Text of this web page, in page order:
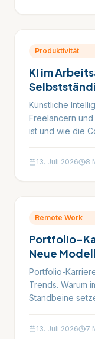
Produktivität
KI im
Künstliche
Freelancern
ist und wie die
13. Juli 2026 8
Remote Work
Portfolio-
Neue
Portfolio-
Trends. Warum
Standbeine
13. Juli 2026 7